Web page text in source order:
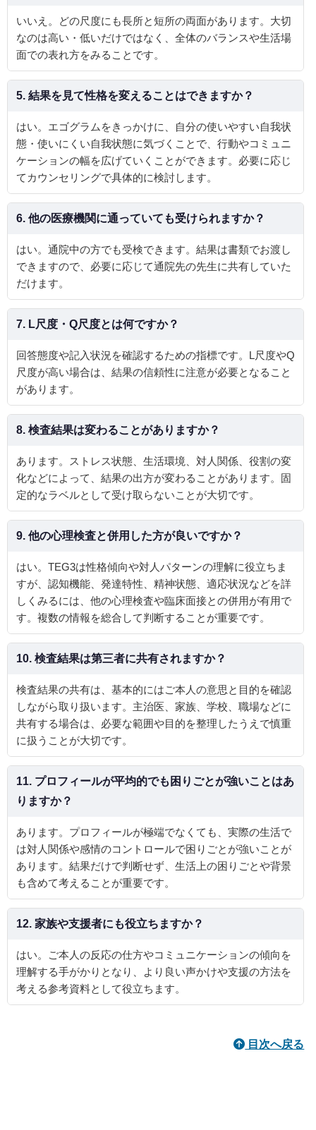
いいえ。どの尺度にも長所と短所の両面があります。大切
なのは高い・低いだけではなく、全体のバランスや生活場
面での表れ方をみることです。
5. 結果を見て性格を変えることはできますか？
はい。エゴグラムをきっかけに、自分の使いやすい自我状
態・使いにくい自我状態に気づくことで、行動やコミュニ
ケーションの幅を広げていくことができます。必要に応じ
てカウンセリングで具体的に検討します。
6. 他の医療機関に通っていても受けられますか？
はい。通院中の方でも受検できます。結果は書類でお渡し
できますので、必要に応じて通院先の先生に共有していた
だけます。
7. L尺度・Q尺度とは何ですか？
回答態度や記入状況を確認するための指標です。L尺度やQ
尺度が高い場合は、結果の信頼性に注意が必要となること
があります。
8. 検査結果は変わることがありますか？
あります。ストレス状態、生活環境、対人関係、役割の変
化などによって、結果の出方が変わることがあります。固
定的なラベルとして受け取らないことが大切です。
9. 他の心理検査と併用した方が良いですか？
はい。TEG3は性格傾向や対人パターンの理解に役立ちま
すが、認知機能、発達特性、精神状態、適応状況などを詳
しくみるには、他の心理検査や臨床面接との併用が有用で
す。複数の情報を総合して判断することが重要です。
10. 検査結果は第三者に共有されますか？
検査結果の共有は、基本的にはご本人の意思と目的を確認
しながら取り扱います。主治医、家族、学校、職場などに
共有する場合は、必要な範囲や目的を整理したうえで慎重
に扱うことが大切です。
11. プロフィールが平均的でも困りごとが強いことはあ
りますか？
あります。プロフィールが極端でなくても、実際の生活で
は対人関係や感情のコントロールで困りごとが強いことが
あります。結果だけで判断せず、生活上の困りごとや背景
も含めて考えることが重要です。
12. 家族や支援者にも役立ちますか？
はい。ご本人の反応の仕方やコミュニケーションの傾向を
理解する手がかりとなり、より良い声かけや支援の方法を
考える参考資料として役立ちます。
目次へ戻る